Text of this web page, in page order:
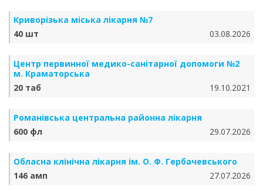
Криворізька міська лікарня №7
40 шт
03.08.2026
Центр первинної медико-санітарної допомоги №2
м. Краматорська
20 таб
19.10.2021
Романівська центральна районна лікарня
600 фл
29.07.2026
Обласна клінічна лікарня ім. О. Ф. Гербачевського
146 амп
27.07.2026